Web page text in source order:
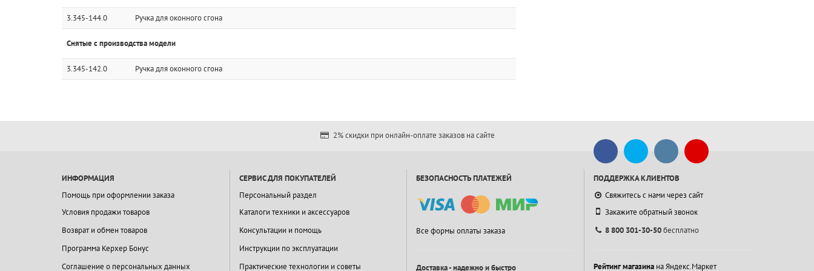
3.345-144.0 Ручка для оконного сгона
Снятые с производства модели
3.345-142.0 Ручка для оконного сгона
2% скидки при онлайн-оплате заказов на сайте
ИНФОРМАЦИЯ
Помощь при оформлении заказа
Условия продажи товаров
Возврат и обмен товаров
Программа Керхер Бонус
Соглашение о персональных данных
СЕРВИС ДЛЯ ПОКУПАТЕЛЕЙ
Персональный раздел
Каталоги техники и аксессуаров
Консультации и помощь
Инструкции по эксплуатации
Практические технологии и советы
БЕЗОПАСНОСТЬ ПЛАТЕЖЕЙ
Все формы оплаты заказа
Доставка - надежно и быстро
ПОДДЕРЖКА КЛИЕНТОВ
Свяжитесь с нами через сайт
Закажите обратный звонок
8 800 301-30-50бесплатно
Рейтинг магазинана Яндекс.Маркет